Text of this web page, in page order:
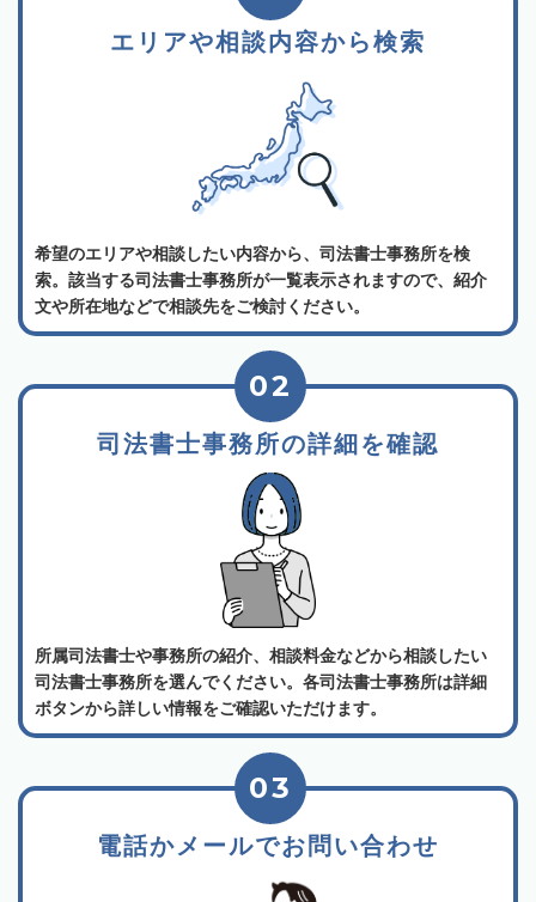
エリアや相談内容から検索
希望のエリアや相談したい内容から、司法書士事務所を検
索。該当する司法書士事務所が一覧表示されますので、紹介
文や所在地などで相談先をご検討ください。
司法書士事務所の詳細を確認
02
所属司法書士や事務所の紹介、相談料金などから相談したい
司法書士事務所を選んでください。各司法書士事務所は詳細
ボタンから詳しい情報をご確認いただけます。
電話かメールでお問い合わせ
03